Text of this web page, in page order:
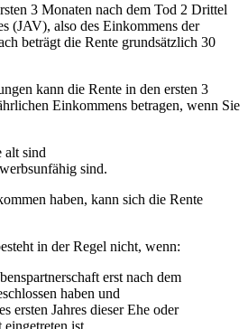
3 Monaten nach dem Tod 2 Drittel
(JAV), also des Einkommens der
beträgt die Rente grundsätzlich 30
kann die Rente in den ersten 3
Einkommens betragen, wenn Sie
alt sind
sind.
haben, kann sich die Rente
in der Regel nicht, wenn:
erst nach dem
haben und
ersten Jahres dieser Ehe oder
eingetreten ist.